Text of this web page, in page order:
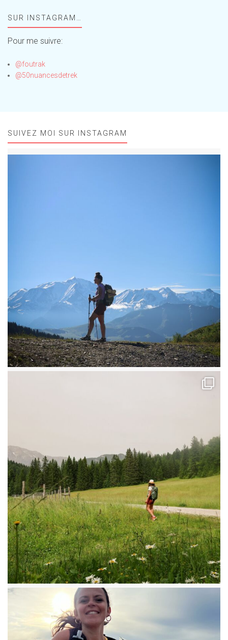
!SUR INSTAGRAM…
Pour me suivre:
@foutrak
@50nuancesdetrek
SUIVEZ MOI SUR INSTAGRAM